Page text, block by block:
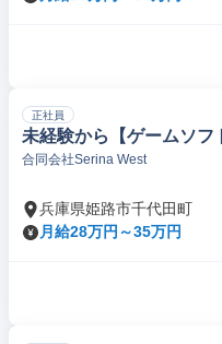
正社員
未経験から【ゲームソフ
合同会社Serina West
兵庫県姫路市千代田町
月給28万円～35万円